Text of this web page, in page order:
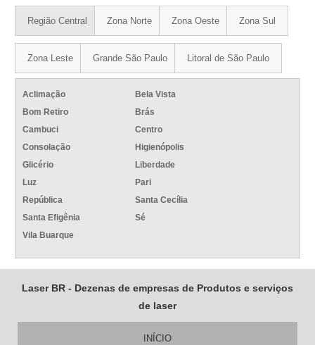
Região Central Zona Norte Zona Oeste Zona Sul
Zona Leste Grande São Paulo Litoral de São Paulo
Aclimação
Bela Vista
Bom Retiro
Brás
Cambuci
Centro
Consolação
Higienópolis
Glicério
Liberdade
Luz
Pari
República
Santa Cecília
Santa Efigênia
Sé
Vila Buarque
Laser BR - Dezenas de empresas de Produtos e serviços
de laser
INÍCIO